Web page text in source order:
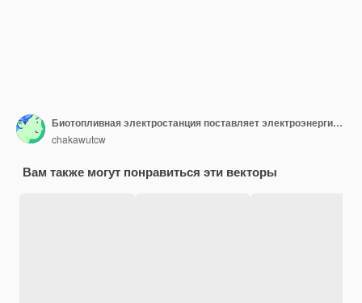
Биотопливная электростанция поставляет электроэнергию на завод и в город.
chakawutcw
Вам также могут понравиться эти векторы